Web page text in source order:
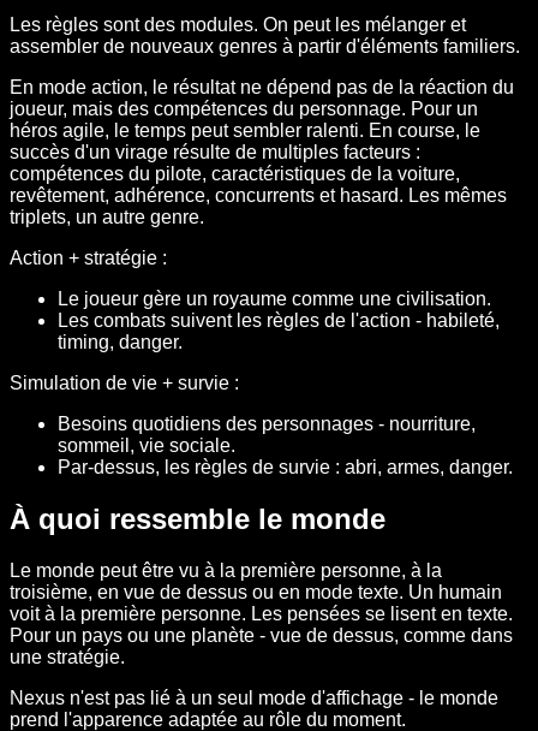
Les règles sont des modules. On peut les mélanger et
assembler de nouveaux genres à partir d'éléments familiers.
En mode action, le résultat ne dépend pas de la réaction du
joueur, mais des compétences du personnage. Pour un
héros agile, le temps peut sembler ralenti. En course, le
succès d'un virage résulte de multiples facteurs :
compétences du pilote, caractéristiques de la voiture,
revêtement, adhérence, concurrents et hasard. Les mêmes
triplets, un autre genre.
Action + stratégie :
Le joueur gère un royaume comme une civilisation.
Les combats suivent les règles de l'action - habileté,
timing, danger.
Simulation de vie + survie :
Besoins quotidiens des personnages - nourriture,
sommeil, vie sociale.
Par-dessus, les règles de survie : abri, armes, danger.
À quoi ressemble le monde
Le monde peut être vu à la première personne, à la
troisième, en vue de dessus ou en mode texte. Un humain
voit à la première personne. Les pensées se lisent en texte.
Pour un pays ou une planète - vue de dessus, comme dans
une stratégie.
Nexus n'est pas lié à un seul mode d'affichage - le monde
prend l'apparence adaptée au rôle du moment.